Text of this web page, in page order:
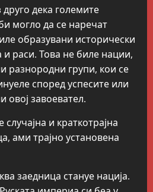
дека големите
могло да се наречат
образувани исторически
раси. Това не биле нации,
разнородни групи, кои се
според успесите или
овој завоевател.
случајна и краткотрајна
ами трајно установена
заедница стануе нација.